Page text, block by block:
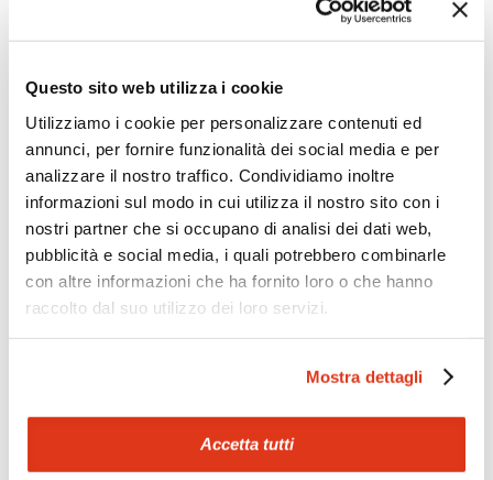
Questo sito web utilizza i cookie
Utilizziamo i cookie per personalizzare contenuti ed
annunci, per fornire funzionalità dei social media e per
analizzare il nostro traffico. Condividiamo inoltre
informazioni sul modo in cui utilizza il nostro sito con i
nostri partner che si occupano di analisi dei dati web,
pubblicità e social media, i quali potrebbero combinarle
con altre informazioni che ha fornito loro o che hanno
raccolto dal suo utilizzo dei loro servizi.
Mostra dettagli
Accetta tutti
Offerte
richiesta
Scopri i prezzi »
Condividi con gli altri viaggiatori le tue esperienze e scambia